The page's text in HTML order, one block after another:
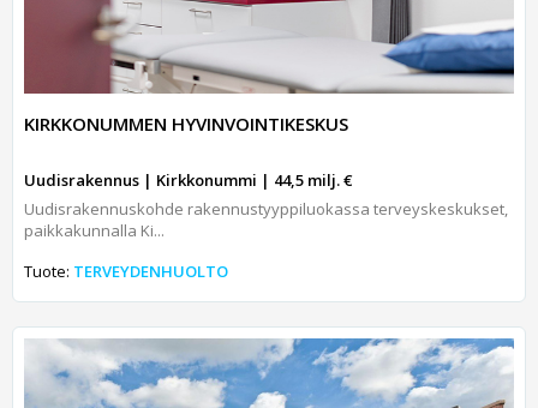
KIRKKONUMMEN HYVINVOINTIKESKUS
Uudisrakennus | Kirkkonummi | 44,5 milj. €
Uudisrakennuskohde rakennustyyppiluokassa terveyskeskukset,
paikkakunnalla Ki...
Tuote: TERVEYDENHUOLTO